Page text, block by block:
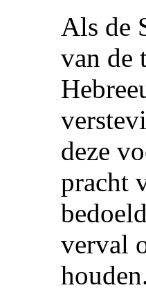
Als de
van de
deze
pracht
verval